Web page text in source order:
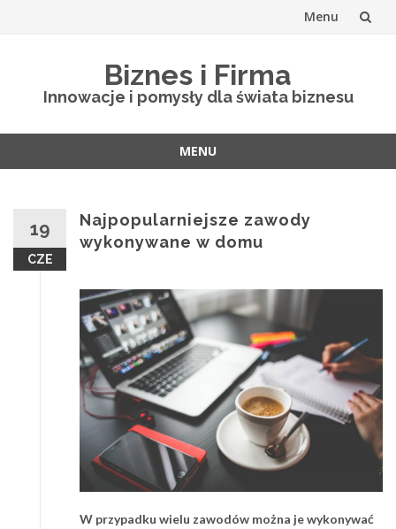
Menu
Biznes i Firma
Innowacje i pomysły dla świata biznesu
MENU
19
CZE
Najpopularniejsze zawody
wykonywane w domu
W przypadku wielu zawodów można je wykonywać